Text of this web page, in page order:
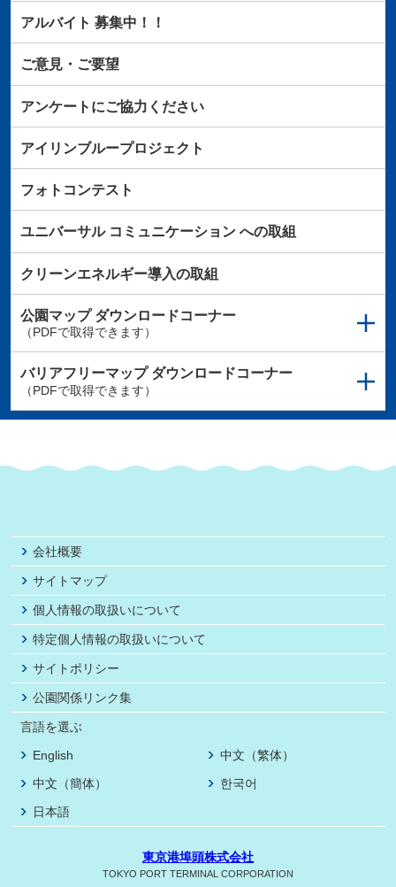
アルバイト 募集中！！
ご意見・ご要望
アンケートにご協力ください
アイリンブループロジェクト
フォトコンテスト
ユニバーサルコミュニケーションへの取組
クリーンエネルギー導入の取組
公園マップダウンロードコーナー
（PDFで取得できます）
バリアフリーマップダウンロードコーナー
（PDFで取得できます）
会社概要
サイトマップ
個人情報の取扱いについて
特定個人情報の取扱いについて
サイトポリシー
公園関係リンク集
言語を選ぶ
English
中文（繁体）
中文（簡体）
한국어
日本語
東京港埠頭株式会社
TOKYO PORT TERMINAL CORPORATION